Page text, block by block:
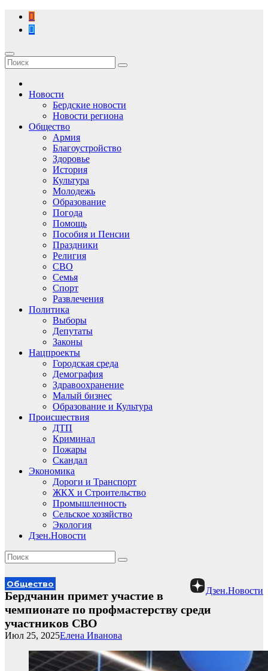
Перейти
содержимому
Новости
Бердские новости
Новости региона
Общество
Армия
Благоустройство
Здоровье
История
Культура
Молодежь
Образование
Погода
Помощь
Пособия и Пенсии
Праздники
Религия
СВО
Семья
Спорт
Развлечения
Политика
Выборы
Депутаты
Законы
Нацпроекты
Городская среда
Демография
Здравоохранение
Малый бизнес
Образование и Культура
Происшествия
ДТП
Криминал
Пожары
Скандал
Экономика
Дороги и Транспорт
ЖКХ и Строительство
Промышленность
Сельское хозяйство
Экология
Дзен.Новости
Дзен.Новости
Общество
Бердчанин примет участие в
чемпионате по профмастерству среди
участников СВО
Елена Иванова
Июл 25, 2025